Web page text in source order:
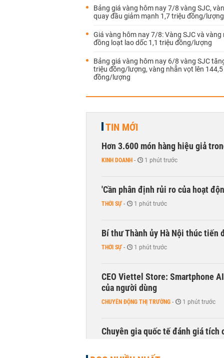
Bảng giá vàng hôm nay 7/8 vàng SJC,
quay đầu giảm mạnh 1,7 triệu đồng/lượng
Giá vàng hôm nay 7/8: Vàng SJC và vàng
đồng loạt lao dốc 1,1 triệu đồng/lượng
Bảng giá vàng hôm nay 6/8 vàng SJC
triệu đồng/lượng, vàng nhẫn vọt lên 144,5
đồng/lượng
TIN MỚI
Hơn 3.600 món hàng hiệu giả
KINH DOANH - 1 phút trước
'Cần phân định rủi ro của hoạt
THỜI SỰ - 1 phút trước
Bí thư Thành ủy Hà Nội thúc tiến
THỜI SỰ - 1 phút trước
CEO Viettel Store: Smartphone
của người dùng
CHUYỂN ĐỘNG THỊ TRƯỜNG - 1 phút trước
Chuyên gia quốc tế đánh giá tích